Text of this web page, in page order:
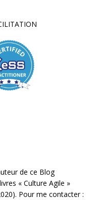
de ce Blog
« Culture Agile »
Pour me contacter :